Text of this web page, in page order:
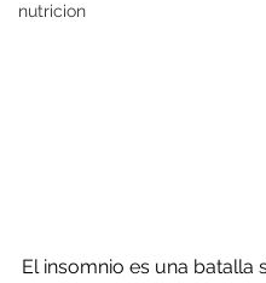
nutricion
El insomnio es una batalla